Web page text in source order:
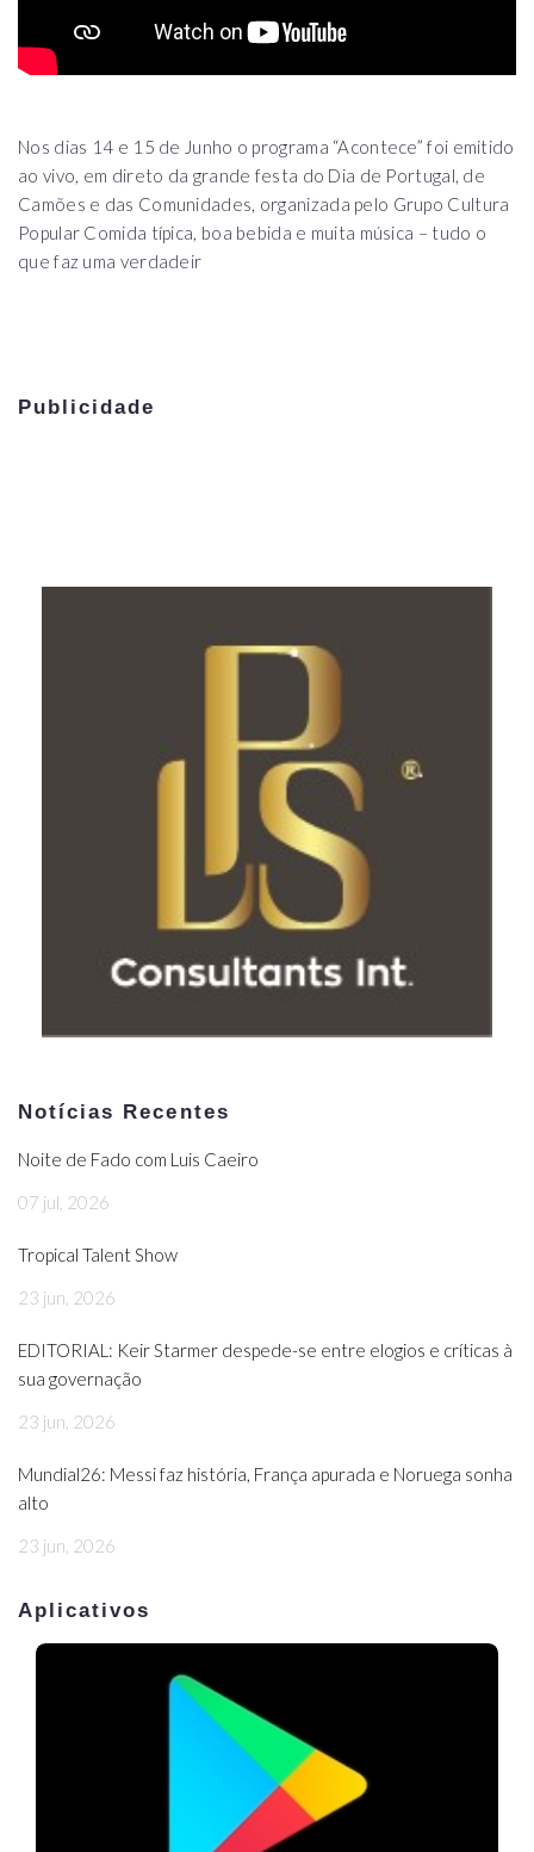
Nos dias 14 e 15 de Junho o programa “Acontece” foi emitido
ao vivo, em direto da grande festa do Dia de Portugal, de
Camões e das Comunidades, organizada pelo Grupo Cultura
Popular Comida típica, boa bebida e muita música – tudo o
que faz uma verdadeir
Publicidade
Notícias Recentes
Noite de Fado com Luis Caeiro
07 jul, 2026
Tropical Talent Show
23 jun, 2026
EDITORIAL: Keir Starmer despede-se entre elogios e críticas à
sua governação
23 jun, 2026
Mundial26: Messi faz história, França apurada e Noruega sonha
alto
23 jun, 2026
Aplicativos